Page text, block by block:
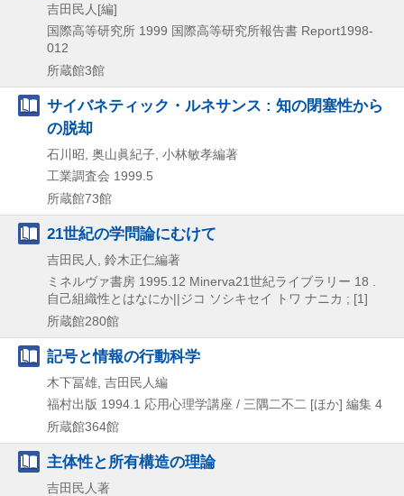
吉田民人[編]
国際高等研究所 1999 国際高等研究所報告書 Report1998-
012
所蔵館3館
サイバネティック・ルネサンス : 知の閉塞性から
の脱却
石川昭, 奥山眞紀子, 小林敏孝編著
工業調査会 1999.5
所蔵館73館
21世紀の学問論にむけて
吉田民人, 鈴木正仁編著
ミネルヴァ書房 1995.12 Minerva21世紀ライブラリー 18 .
自己組織性とはなにか||ジコ ソシキセイ トワ ナニカ ; [1]
所蔵館280館
記号と情報の行動科学
木下冨雄, 吉田民人編
福村出版 1994.1 応用心理学講座 / 三隅二不二 [ほか] 編集 4
所蔵館364館
主体性と所有構造の理論
吉田民人著